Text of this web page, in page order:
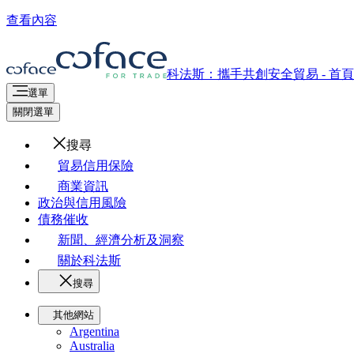
查看內容
科法斯：攜手共創安全貿易 - 首頁
選單
關閉選單
搜尋
貿易信用保險
商業資訊
政治與信用風險
債務催收
新聞、經濟分析及洞察
關於科法斯
搜尋
其他網站
Argentina
Australia